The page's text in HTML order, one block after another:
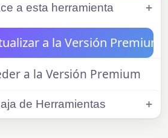
a esta herramienta
a la Versión Premium
a la Versión Premium
de Herramientas